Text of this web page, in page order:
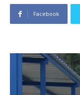
Facebook